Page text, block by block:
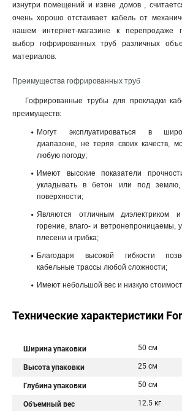
изнутри помещений и извне домов ,
очень хорошо отстаивает кабель от
нашем интернет-магазине к перепродаже
выбор гофрированных труб различных
материалов.
Преимущества гофрированных труб
Гофрированные трубы для прокладки
преимуществ:
Могут эксплуатироваться в
диапазоне, не теряя своих качеств,
любую погоду;
Имеют высокие показатели
укладывать в бетон или под
поверхности;
Являются отличным диэлектриком
горение, влаго- и ветронепроницаемы,
плесени и грибка;
Благодаря высокой гибкости
кабельные трассы любой сложности;
Имеют небольшой вес и низкую
Технические характеристики
Ширина упаковки 50 см
Высота упаковки 25 см
Глубина упаковки 50 см
Объемный вес 12.5 кг